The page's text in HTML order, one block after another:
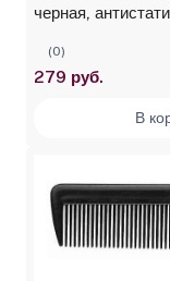
черная,
(0)
279 руб.
В